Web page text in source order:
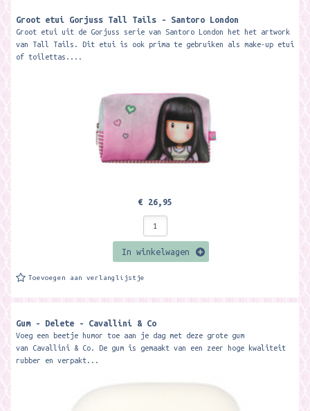
Groot etui Gorjuss Tall Tails - Santoro London
Groot etui uit de Gorjuss serie van Santoro London het het artwork
van Tall Tails. Dit etui is ook prima te gebruiken als make-up etui
of toilettas....
€ 26,95
In winkelwagen
Toevoegen aan verlanglijstje
Gum - Delete - Cavallini & Co
Voeg een beetje humor toe aan je dag met deze grote gum
van Cavallini & Co. De gum is gemaakt van een zeer hoge kwaliteit
rubber en verpakt...